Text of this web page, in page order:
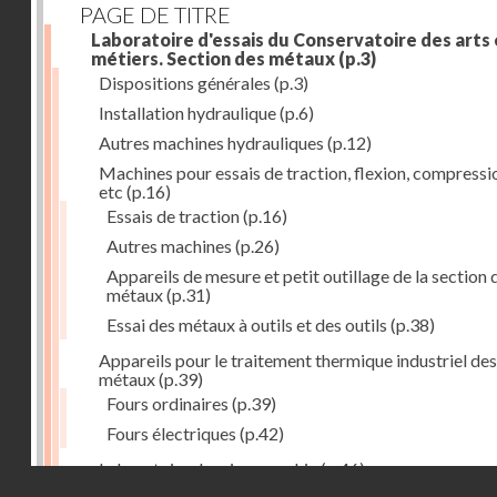
PAGE DE TITRE
Laboratoire d'essais du Conservatoire des arts
métiers. Section des métaux (p.3)
Dispositions générales (p.3)
Installation hydraulique(p.6)
Autres machines hydrauliques (p.12)
Machines pour essais de traction, flexion,
etc (p.16)
Essais de traction(p.16)
Autres machines (p.26)
Appareils de mesure et petit outillage de la section
métaux(p.31)
Essai des métaux à outils et des outils (p.38)
Appareils pour le traitement thermique industriel des
métaux(p.39)
Fours ordinaires (p.39)
Fours électriques (p.42)
Laboratoire de micrographie(p.46)